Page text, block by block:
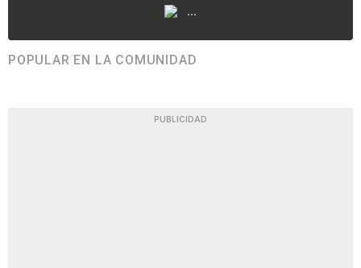
...
POPULAR EN LA COMUNIDAD
PUBLICIDAD